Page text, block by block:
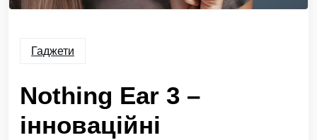
Гаджети
Nothing Ear 3 –
інноваційні